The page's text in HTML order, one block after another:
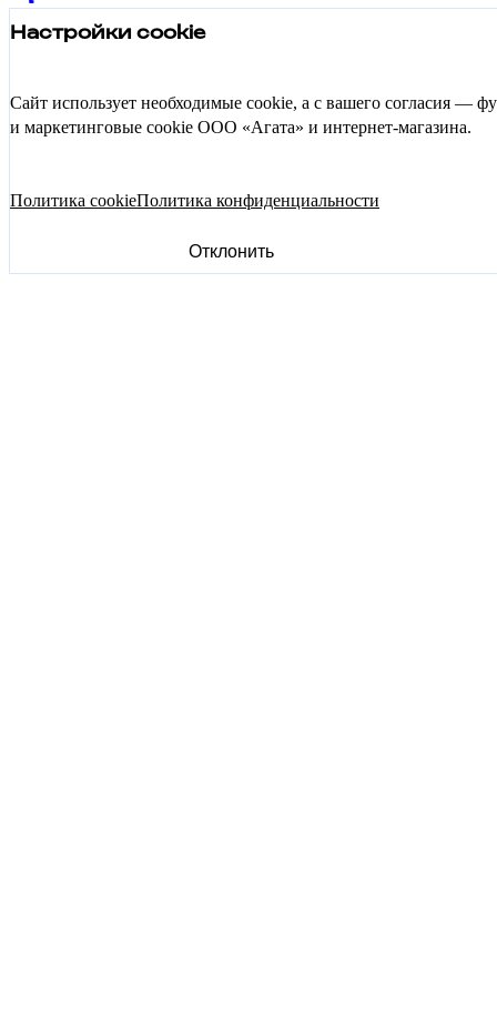
Настройки cookie
Сайт использует необходимые cookie, а с вашего согласия —
и маркетинговые cookie ООО «Агата» и интернет-магазина.
Политика cookieПолитика конфиденциальности
Отклонить